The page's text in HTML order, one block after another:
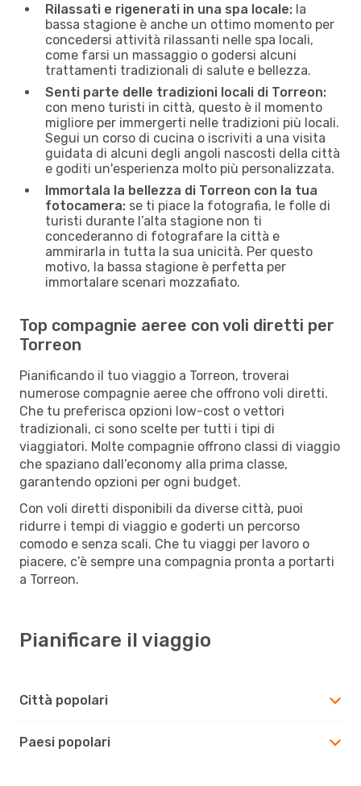
Rilassati e rigenerati in una spa locale: la
bassa stagione è anche un ottimo momento per
concedersi attività rilassanti nelle spa locali,
come farsi un massaggio o godersi alcuni
trattamenti tradizionali di salute e bellezza.
Senti parte delle tradizioni locali di Torreon:
con meno turisti in città, questo è il momento
migliore per immergerti nelle tradizioni più locali.
Segui un corso di cucina o iscriviti a una visita
guidata di alcuni degli angoli nascosti della città
e goditi un'esperienza molto più personalizzata.
Immortala la bellezza di Torreon con la tua
fotocamera: se ti piace la fotografia, le folle di
turisti durante l’alta stagione non ti
concederanno di fotografare la città e
ammirarla in tutta la sua unicità. Per questo
motivo, la bassa stagione è perfetta per
immortalare scenari mozzafiato.
Top compagnie aeree con voli diretti per
Torreon
Pianificando il tuo viaggio a Torreon, troverai
numerose compagnie aeree che offrono voli diretti.
Che tu preferisca opzioni low-cost o vettori
tradizionali, ci sono scelte per tutti i tipi di
viaggiatori. Molte compagnie offrono classi di viaggio
che spaziano dall’economy alla prima classe,
garantendo opzioni per ogni budget.
Con voli diretti disponibili da diverse città, puoi
ridurre i tempi di viaggio e goderti un percorso
comodo e senza scali. Che tu viaggi per lavoro o
piacere, c’è sempre una compagnia pronta a portarti
a Torreon.
Pianificare il viaggio
Città popolari
Paesi popolari